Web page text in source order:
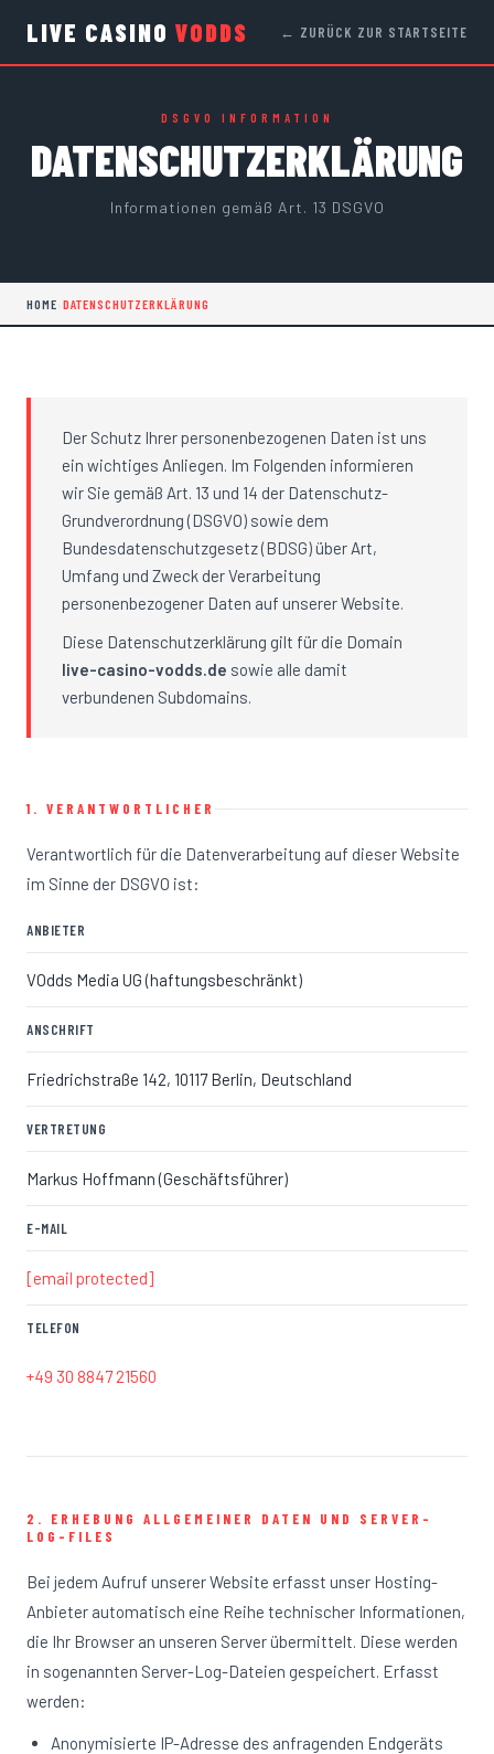
LIVE CASINO VODDS ← ZURÜCK ZUR STARTSEITE
DSGVO INFORMATION
DATENSCHUTZERKLÄRUNG
Informationen gemäß Art. 13 DSGVO
HOME DATENSCHUTZERKLÄRUNG
Der Schutz Ihrer personenbezogenen Daten ist uns
ein wichtiges Anliegen. Im Folgenden informieren
wir Sie gemäß Art. 13 und 14 der Datenschutz-
Grundverordnung (DSGVO) sowie dem
Bundesdatenschutzgesetz (BDSG) über Art,
Umfang und Zweck der Verarbeitung
personenbezogener Daten auf unserer Website.
Diese Datenschutzerklärung gilt für die Domain
live-casino-vodds.de sowie alle damit
verbundenen Subdomains.
1. VERANTWORTLICHER
Verantwortlich für die Datenverarbeitung auf dieser Website
im Sinne der DSGVO ist:
ANBIETER
VOdds Media UG (haftungsbeschränkt)
ANSCHRIFT
Friedrichstraße 142, 10117 Berlin, Deutschland
VERTRETUNG
Markus Hoffmann (Geschäftsführer)
E-MAIL
[email protected]
TELEFON
+49 30 8847 21560
2. ERHEBUNG ALLGEMEINER DATEN UND SERVER-
LOG-FILES
Bei jedem Aufruf unserer Website erfasst unser Hosting-
Anbieter automatisch eine Reihe technischer Informationen,
die Ihr Browser an unseren Server übermittelt. Diese werden
in sogenannten Server-Log-Dateien gespeichert. Erfasst
werden:
Anonymisierte IP-Adresse des anfragenden Endgeräts